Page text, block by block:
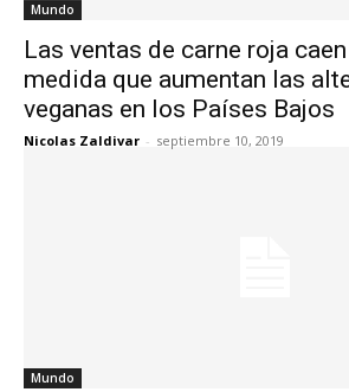
Mundo
Las ventas de carne roja
medida que aumentan las
veganas en los Países Bajos
Nicolas Zaldivar - septiembre 10, 2019
Mundo